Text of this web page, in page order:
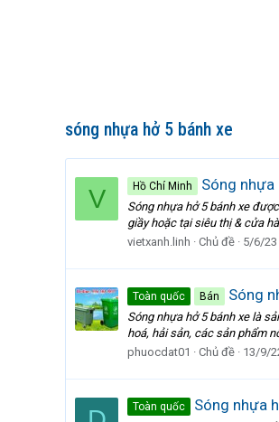
sóng nhựa hở 5 bánh xe
V Hồ Chí Minh Sóng nhựa
Sóng nhựa hở 5 bánh xe
giầy hoặc tại siêu thị & cửa
vietxanh.linh
Chủ đề 5/6/23
Toàn quốc Bán Sóng
Sóng nhựa hở 5 bánh xe là
hoá, hải sản, các sản phẩm
phuocdat01
Chủ đề 13/9/
Toàn quốc Sóng nhựa